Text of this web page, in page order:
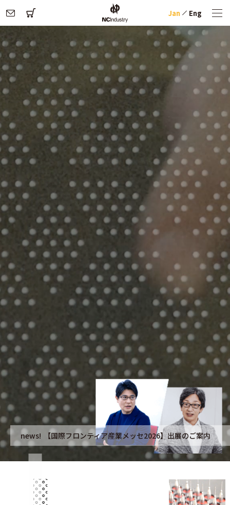
Jan Eng
news! 【国際フロンティア産業メッセ2026】出展のご案内